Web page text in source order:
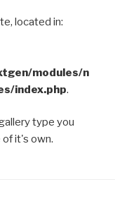
located in:
modules/n
index.php.
type you
it's own.